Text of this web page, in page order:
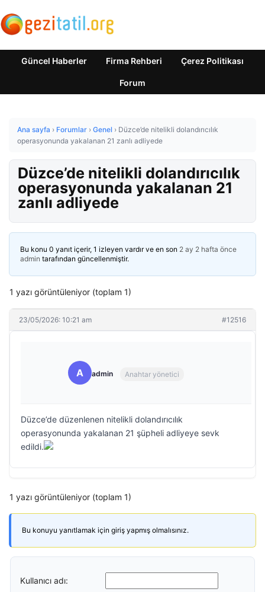
Güncel Haberler Firma Rehberi Çerez Politikası
Forum
Ana sayfa › Forumlar › Genel › Düzce’de nitelikli dolandırıcılık
operasyonunda yakalanan 21 zanlı adliyede
Düzce’de nitelikli dolandırıcılık
operasyonunda yakalanan 21
zanlı adliyede
Bu konu 0 yanıt içerir, 1 izleyen vardır ve en son 2 ay 2 hafta önce
admin tarafından güncellenmiştir.
1 yazı görüntüleniyor (toplam 1)
23/05/2026: 10:21 am #12516
A admin Anahtar yönetici
Düzce’de düzenlenen nitelikli dolandırıcılık
operasyonunda yakalanan 21 şüpheli adliyeye sevk
edildi.
1 yazı görüntüleniyor (toplam 1)
Bu konuyu yanıtlamak için giriş yapmış olmalısınız.
Kullanıcı adı: